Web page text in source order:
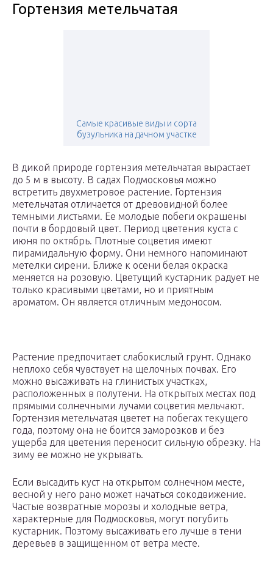
Гортензия метельчатая
Самые красивые виды и сорта
бузульника на дачном участке
В дикой природе гортензия метельчатая вырастает
до 5 м в высоту. В садах Подмосковья можно
встретить двухметровое растение. Гортензия
метельчатая отличается от древовидной более
темными листьями. Ее молодые побеги окрашены
почти в бордовый цвет. Период цветения куста с
июня по октябрь. Плотные соцветия имеют
пирамидальную форму. Они немного напоминают
метелки сирени. Ближе к осени белая окраска
меняется на розовую. Цветущий кустарник радует не
только красивыми цветами, но и приятным
ароматом. Он является отличным медоносом.
Растение предпочитает слабокислый грунт. Однако
неплохо себя чувствует на щелочных почвах. Его
можно высаживать на глинистых участках,
расположенных в полутени. На открытых местах под
прямыми солнечными лучами соцветия мельчают.
Гортензия метельчатая цветет на побегах текущего
года, поэтому она не боится заморозков и без
ущерба для цветения переносит сильную обрезку. На
зиму ее можно не укрывать.
Если высадить куст на открытом солнечном месте,
весной у него рано может начаться сокодвижение.
Частые возвратные морозы и холодные ветра,
характерные для Подмосковья, могут погубить
кустарник. Поэтому высаживать его лучше в тени
деревьев в защищенном от ветра месте.